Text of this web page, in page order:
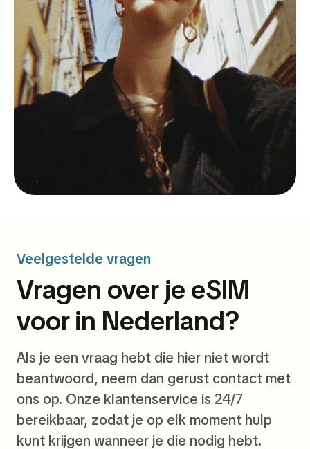
Veelgestelde vragen
Vragen over je eSIM
voor in Nederland?
Als je een vraag hebt die hier niet wordt
beantwoord, neem dan gerust contact met
ons op. Onze klantenservice is 24/7
bereikbaar, zodat je op elk moment hulp
kunt krijgen wanneer je die nodig hebt.